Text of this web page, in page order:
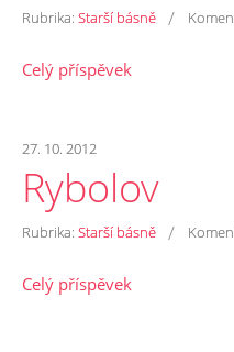
Rubrika: Starší básně /
Celý příspěvek
27. 10. 2012
Rybolov
Rubrika: Starší básně /
Celý příspěvek